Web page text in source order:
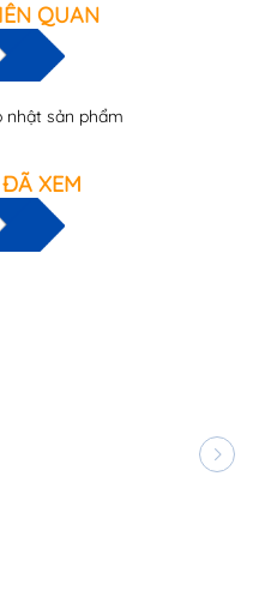
QUAN
nhật sản phẩm
XEM